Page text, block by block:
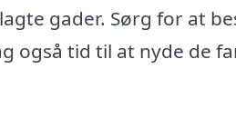
gader. Sørg for at
også tid til at nyde de